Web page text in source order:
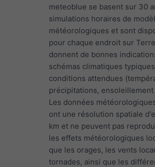
meteoblue se basent sur 30
simulations horaires de
météorologiques et sont
pour chaque endroit sur
donnent de bonnes
schémas climatiques
conditions attendues
précipitations,
Les données
ont une résolution spatiale
km et ne peuvent pas
les effets météorologiques
que les orages, les vents
tornades, ainsi que les